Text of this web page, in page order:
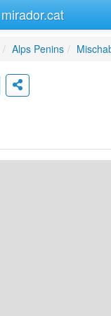
mirador.cat
Alps Penins